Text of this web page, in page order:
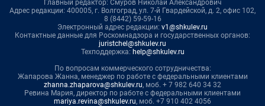
Главный редактор: Смуров Николай Александрович
Адрес редакции: 400005, г. Волгоград, ул. 7-й Гвардейской, д. 2, офис 102,
8 (8442) 59-59-16
Электронный адрес редакции: v1@shkulev.ru
Контактные данные для Роскомнадзора и государственных органов:
juristchel@shkulev.ru
Техподдержка: help@shkulev.ru
По вопросам коммерческого сотрудничества:
Жапарова Жанна, менеджер по работе с федеральными клиентами
zhanna.zhaparova@shkulev.ru, моб. + 7 982 640 34 32
Ревина Мария, директор по работе с федеральными клиентами
mariya.revina@shkulev.ru, моб. +7 910 402 4056